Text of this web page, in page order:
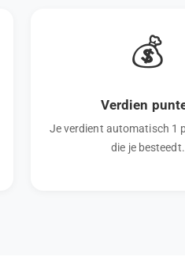
💰
Verdien
Je verdient automatisch 1
die je besteedt.